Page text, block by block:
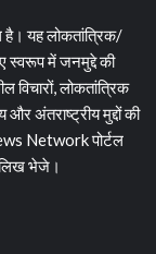
यह लोकतांत्रिक/
स्वरूप में जनमुद्दे की
विचारों, लोकतांत्रिक
और अंतराष्ट्रीय मुद्दों की
Network पोर्टल
लिख भेजे।